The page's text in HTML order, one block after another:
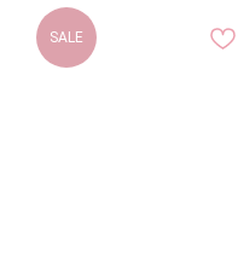
SALE